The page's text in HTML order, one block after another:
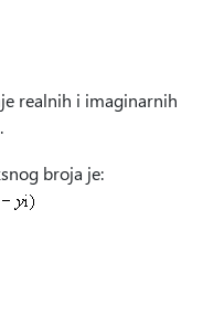
realnih i imaginarnih
broja je: